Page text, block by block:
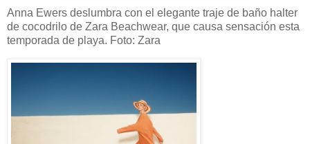
Anna Ewers deslumbra con el elegante traje de baño halter
de cocodrilo de Zara Beachwear, que causa sensación esta
temporada de playa. Foto: Zara